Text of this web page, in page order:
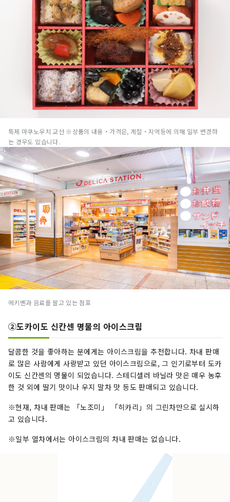
특제 마쿠노우치 교선 ※상품의 내용・가격은, 계절・지역등에 의해 일부 변경하
는 경우도 있습니다.
에키벤과 음료를 팔고 있는 점포
②도카이도 신칸센 명물의 아이스크림
달콤한 것을 좋아하는 분에게는 아이스크림을 추천합니다. 차내 판매
로 많은 사람에게 사랑받고 있던 아이스크림으로, 그 인기로부터 도카
이도 신칸센의 명물이 되었습니다. 스테디셀러 바닐라 맛은 매우 농후
한 것 외에 딸기 맛이나 우지 말차 맛 등도 판매되고 있습니다.
※현재, 차내 판매는 「노조미」 「히카리」의 그린차만으로 실시하
고 있습니다.
※일부 열차에서는 아이스크림의 차내 판매는 없습니다.